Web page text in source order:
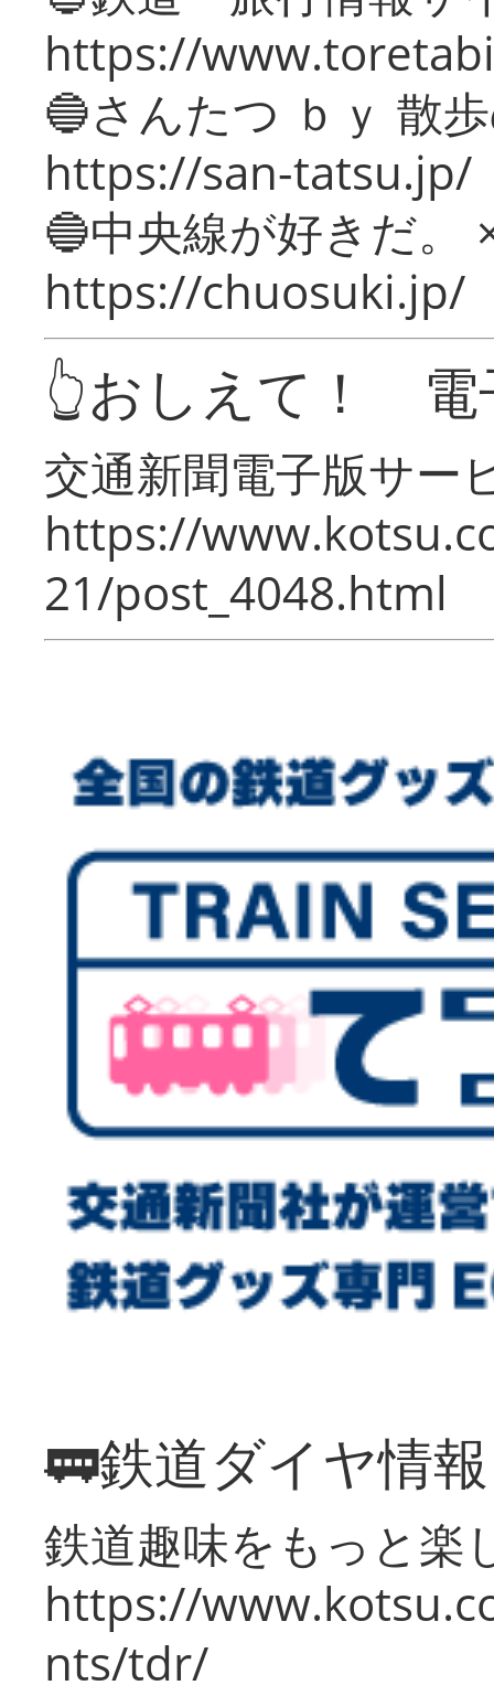
https://
🔵さんたつ ｂｙ 散
https://san-tatsu.jp/
🔵中央線が好きだ。
https://chuosuki.jp/
👆おしえて！ 電
交通新聞電子版サー
https://
21/post_4048.html
🚃鉄道ダイヤ情
鉄道趣味をもっと楽
https://
nts/tdr/